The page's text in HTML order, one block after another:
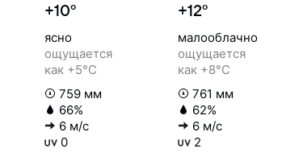
+10°
ясно
ощущается
как +5°C
759 мм
66%
6 м/с
0
+12°
малооблачно
ощущается
как +8°C
761 мм
62%
6 м/с
2